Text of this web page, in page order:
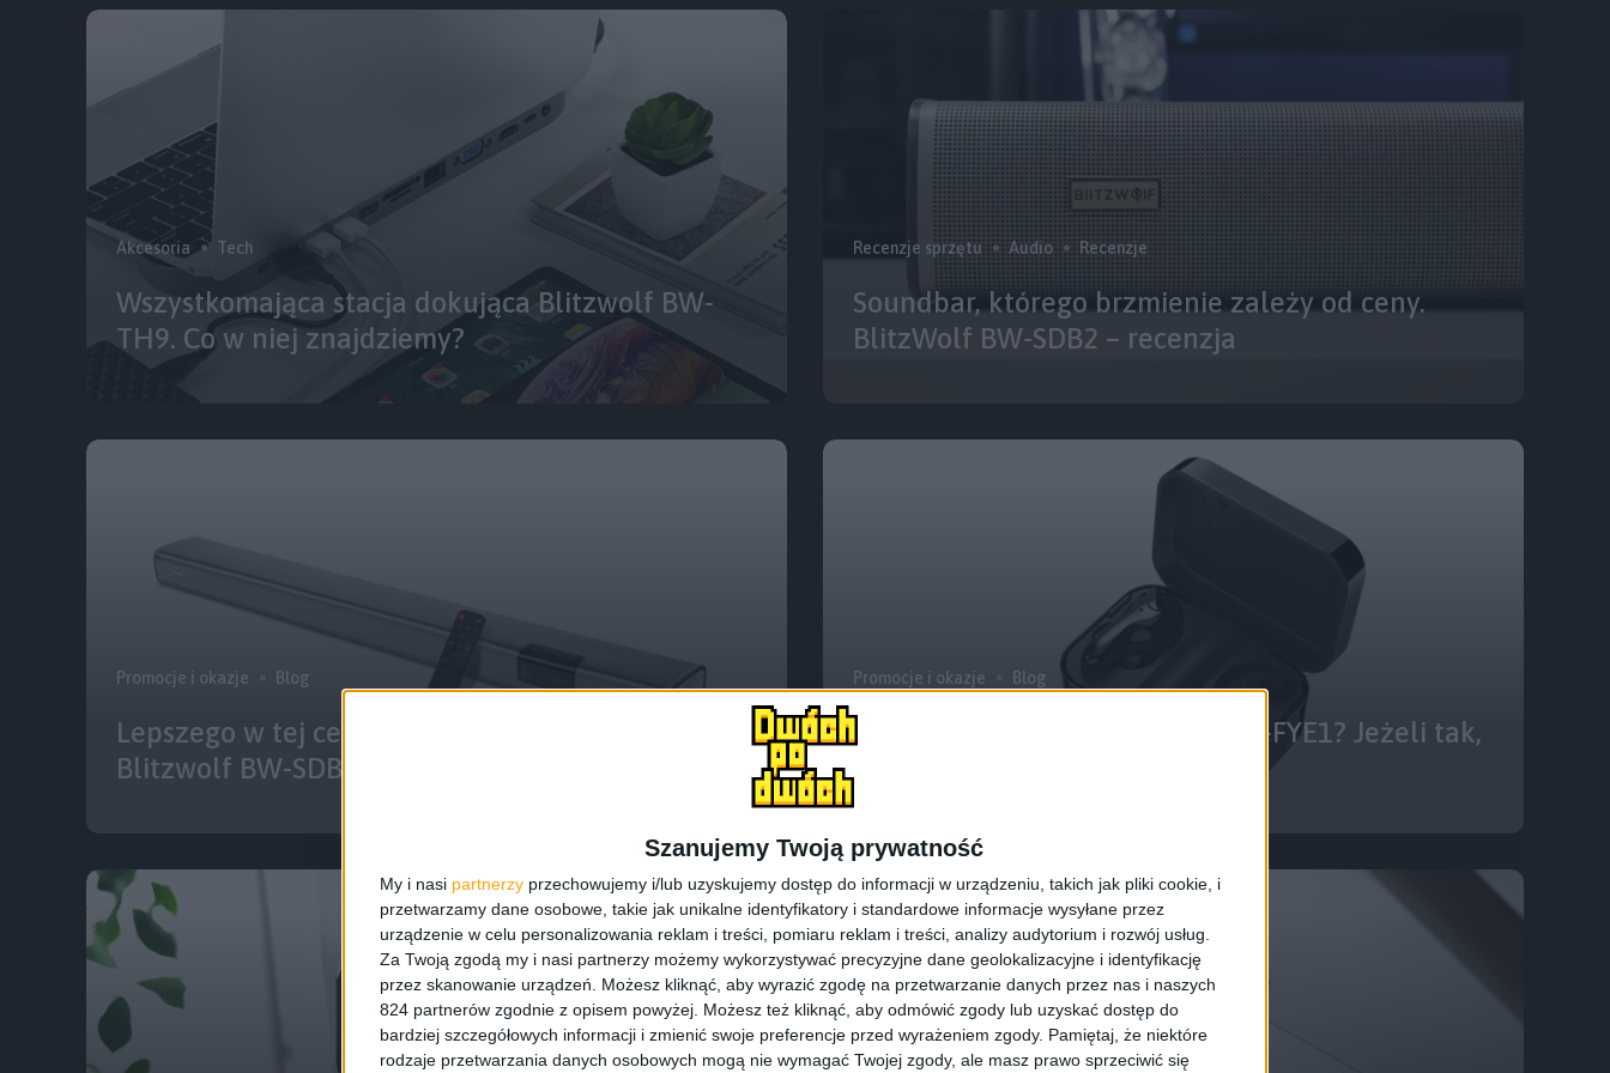
Szanujemy Twoją prywatność
My i nasi partnerzy przechowujemy i/lub uzyskujemy dostęp do informacji w urządzeniu, takich jak pliki cookie, i
przetwarzamy dane osobowe, takie jak unikalne identyfikatory i standardowe informacje wysyłane przez
urządzenie w celu personalizowania reklam i treści, pomiaru reklam i treści, analizy audytorium i rozwój usług.
Za Twoją zgodą my i nasi partnerzy możemy wykorzystywać precyzyjne dane geolokalizacyjne i identyfikację
przez skanowanie urządzeń. Możesz kliknąć, aby wyrazić zgodę na przetwarzanie danych przez nas i naszych
824 partnerów zgodnie z opisem powyżej. Możesz też kliknąć, aby odmówić zgody lub uzyskać dostęp do
bardziej szczegółowych informacji i zmienić swoje preferencje przed wyrażeniem zgody. Pamiętaj, że niektóre
rodzaje przetwarzania danych osobowych mogą nie wymagać Twojej zgody, ale masz prawo sprzeciwić się
Akcesoria Tech
Wszystkomająca stacja dokująca Blitzwolf BW-
TH9. Co w niej znajdziemy?
Recenzje sprzętu Audio Recenzje
Soundbar, którego brzmienie zależy od ceny.
BlitzWolf BW-SDB2 – recenzja
Promocje i okazje Blog
Lepszego w tej cenie nie znajdziecie. Soundbar
Blitzwolf BW-SDB2 ponad 30% taniej!
Promocje i okazje Blog
Chcecie słuchawki BlitzWolf BW-FYE1? Jeżeli tak,